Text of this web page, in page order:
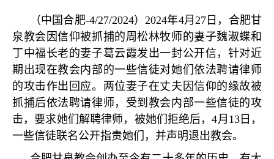
（中国合肥-4/27/2024）2024年4月27 日，合肥甘
泉教会因信仰被抓捕的周松林牧师的妻子魏淑蝶和
丁中福长老的妻子葛云霞发出一封公开信，针对近
期出现在教会内部的一些信徒对她们依法聘请律师
的攻击作出回应。两位妻子在丈夫因信仰的缘故被
抓捕后依法聘请律师，受到教会内部一些信徒的攻
击，要求她们解聘律师，被她们拒绝后，4月 13日，
一些信徒联名公开指责她们，并声明退出教会。